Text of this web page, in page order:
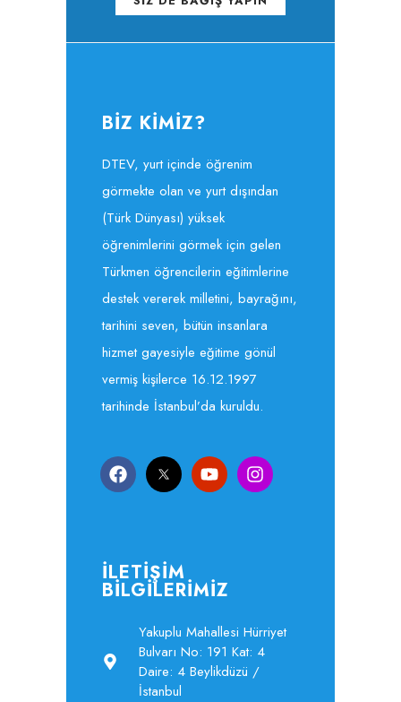
BİZ KİMİZ?
DTEV, yurt içinde öğrenim
görmekte olan ve yurt dışından
(Türk Dünyası) yüksek
öğrenimlerini görmek için gelen
Türkmen öğrencilerin eğitimlerine
destek vererek milletini, bayrağını,
tarihini seven, bütün insanlara
hizmet gayesiyle eğitime gönül
vermiş kişilerce 16.12.1997
tarihinde İstanbul’da kuruldu.
İLETİŞİM
BİLGİLERİMİZ
Yakuplu Mahallesi Hürriyet
Bulvarı No: 191 Kat: 4
Daire: 4 Beylikdüzü /
İstanbul